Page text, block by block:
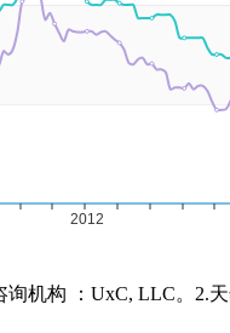
机构 ：UxC, LLC。2.